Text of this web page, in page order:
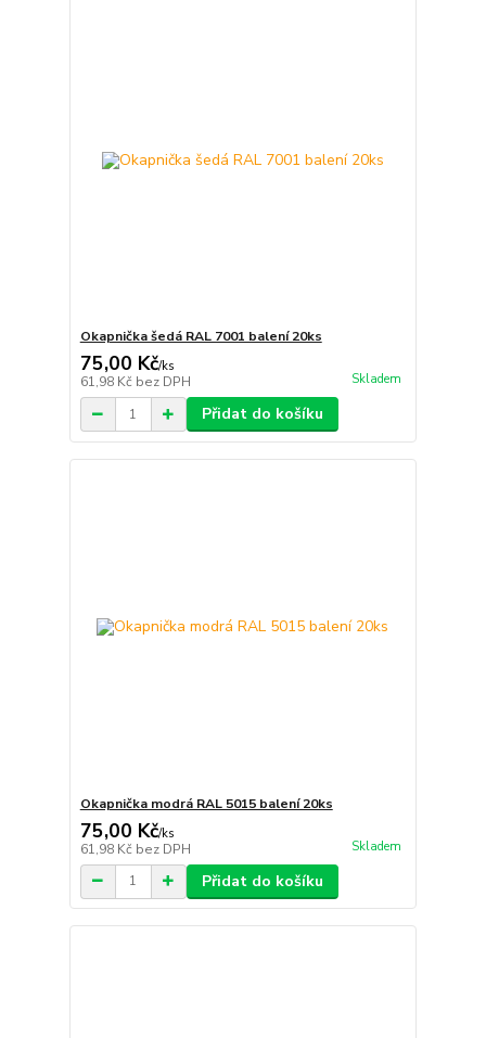
Okapnička šedá RAL 7001 balení 20ks
75,00 Kč/ks
61,98 Kč bez DPH Skladem
Přidat do košíku
Okapnička modrá RAL 5015 balení 20ks
75,00 Kč/ks
61,98 Kč bez DPH Skladem
Přidat do košíku